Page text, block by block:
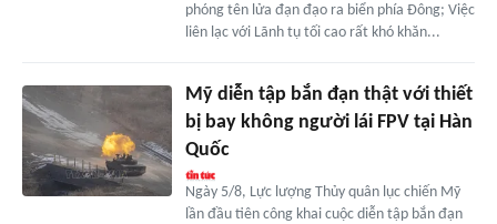
phóng tên lửa đạn đạo ra biển phía Đông; Việc
liên lạc với Lãnh tụ tối cao rất khó khăn...
Mỹ diễn tập bắn đạn thật với thiết
bị bay không người lái FPV tại Hàn
Quốc
Ngày 5/8, Lực lượng Thủy quân lục chiến Mỹ
lần đầu tiên công khai cuộc diễn tập bắn đạn